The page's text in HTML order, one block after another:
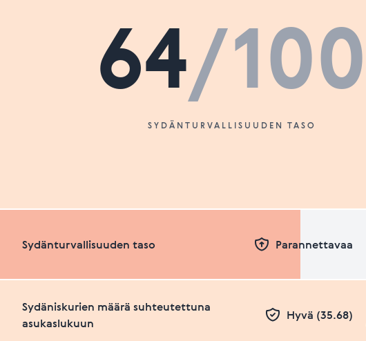
64/100
SYDÄNTURVALLISUUDEN TASO
Sydänturvallisuuden taso Parannettavaa
Sydäniskurien määrä suhteutettuna
asukaslukuun
Hyvä (35.68)